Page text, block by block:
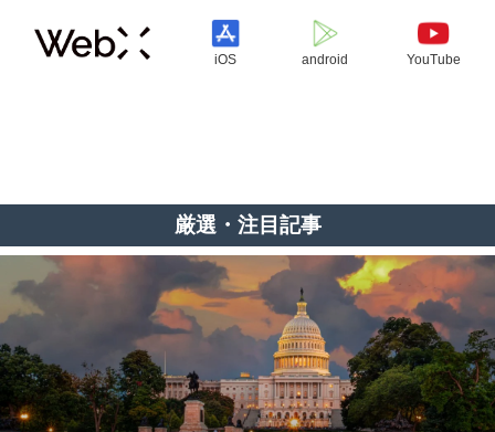
iOS android YouTube
厳選・注目記事